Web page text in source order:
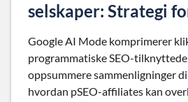
selskaper: Strategi
Google AI Mode komprimerer
programmatiske SEO-
oppsummere sammenligninger
hvordan pSEO-affiliates kan